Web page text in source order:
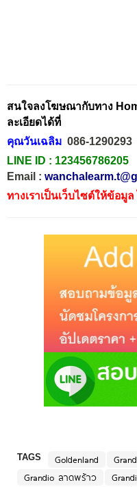
สนใจลงโฆษณากับทาง
ละเอียดได้ที่
คุณวันเฉลิม 086-1290293
LINE ID : 123456786205
Email :
ทางเราเป็นเว็บไซต์ให้ข้อมู
TAGS Goldenland
Grandio ลาดพร้าว